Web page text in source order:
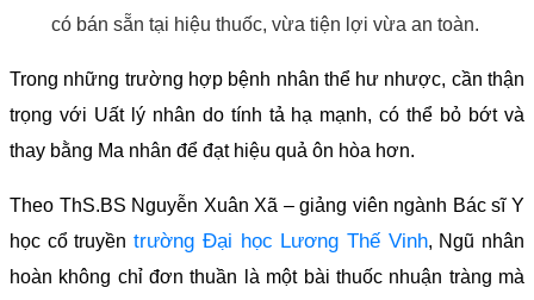
có bán sẵn tại hiệu thuốc, vừa tiện lợi vừa an toàn.
Trong những trường hợp bệnh nhân thể hư nhược, cần thận
trọng với Uất lý nhân do tính tả hạ mạnh, có thể bỏ bớt và
thay bằng Ma nhân để đạt hiệu quả ôn hòa hơn.
Theo ThS.BS Nguyễn Xuân Xã – giảng viên ngành Bác sĩ Y
học cổ truyềntrường Đại học Lương Thế Vinh, Ngũ nhân
hoàn không chỉ đơn thuần là một bài thuốc nhuận tràng mà